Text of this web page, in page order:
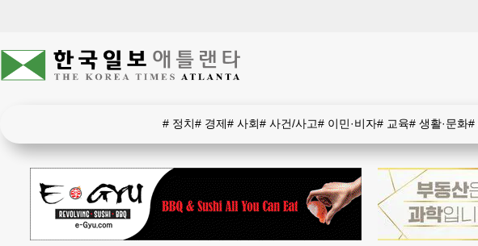
# 정치# 경제# 사회# 사건/사고# 이민·비자# 교육# 생활·문화#